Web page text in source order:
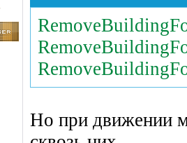
Но при движении